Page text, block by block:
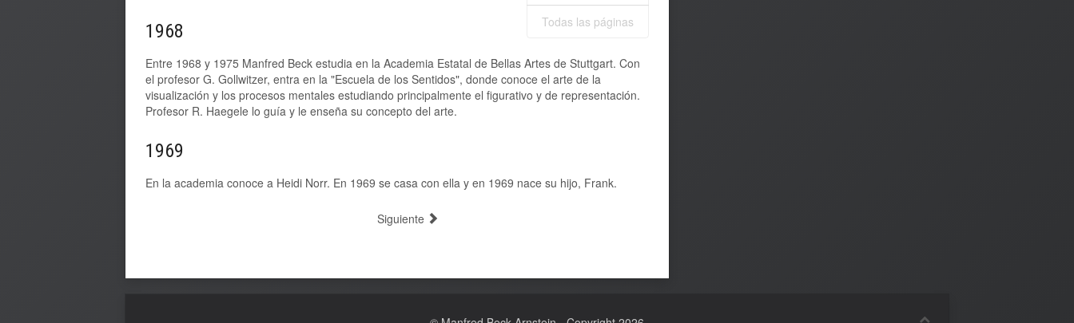
Todas las páginas
1968
Entre 1968 y 1975 Manfred Beck estudia en la Academia Estatal de Bellas Artes de Stuttgart. Con
el profesor G. Gollwitzer, entra en la "Escuela de los Sentidos", donde conoce el arte de la
visualización y los procesos mentales estudiando principalmente el figurativo y de representación.
Profesor R. Haegele lo guía y le enseña su concepto del arte.
1969
En la academia conoce a Heidi Norr. En 1969 se casa con ella y en 1969 nace su hijo, Frank.
Siguiente